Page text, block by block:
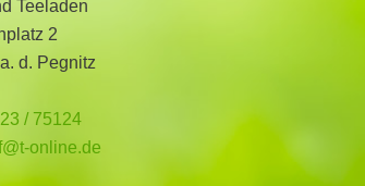
Teeladen
2
d. Pegnitz
/ 75124
online.de